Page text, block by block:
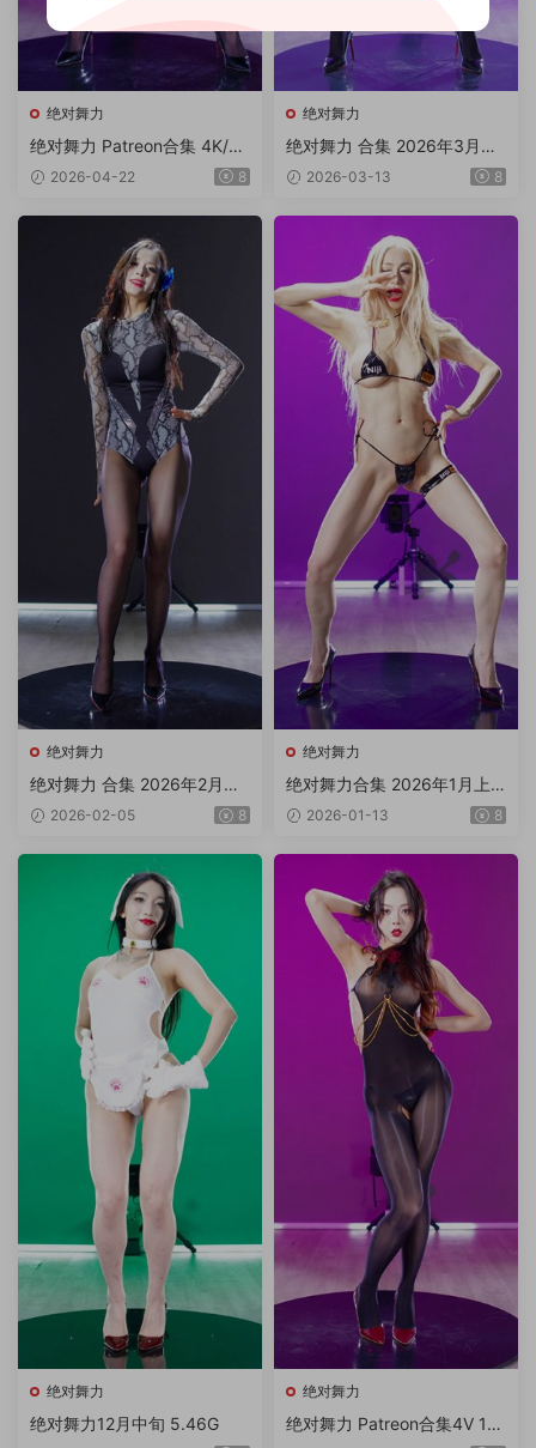
绝对舞力
绝对舞力 Patreon合集 4K/4.
07G2026-04-22 8
绝对舞力
绝对舞力 合集 2026年3月上
旬P1/4V 4K/4.01G
2026-03-13 8
绝对舞力
绝对舞力 合集 2026年2月上
旬P1/4V 4K3.97G
2026-02-05 8
绝对舞力
绝对舞力合集 2026年1月上
旬P2/5V 4K 6.3G
2026-01-13 8
绝对舞力
绝对舞力12月中旬 5.46G
绝对舞力
绝对舞力 Patreon合集4V 18